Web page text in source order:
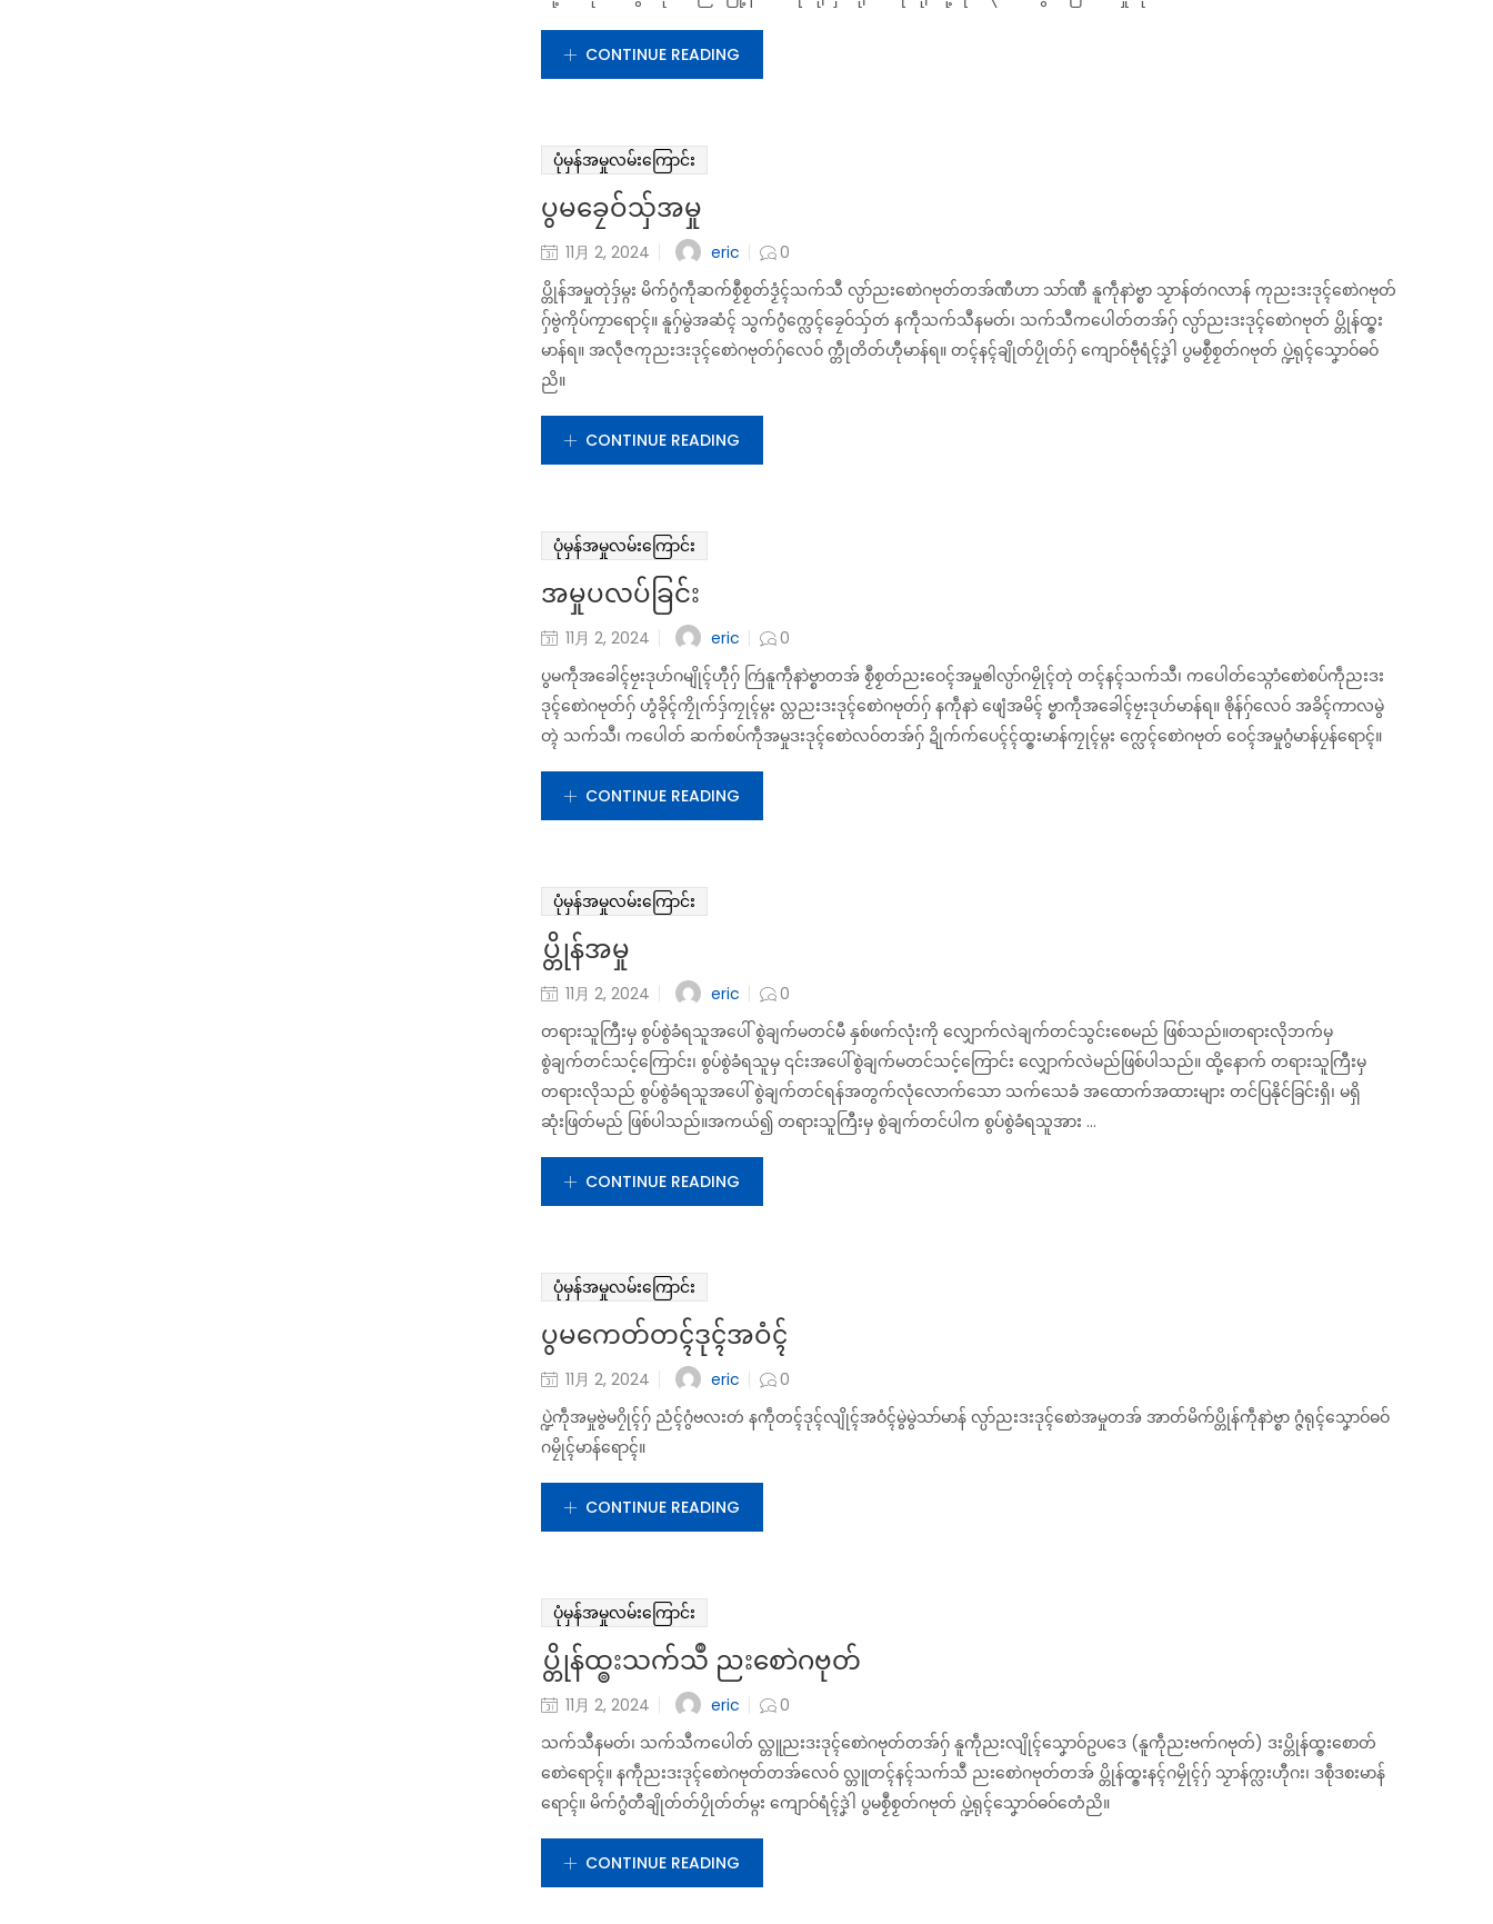
CONTINUE READING
ပုံမှန်အမှုလမ်းကြောင်း
ပွမခၠေဝ်သှ်အမှု
11月 2, 2024 eric
0
ပ္တိုန်အမှုတုဲဒှ်မ္ဂး မိက်ဂွံကဵုဆက်စၟဳစၟတ်ဒၟံၚ်သက်သဳ လ္ပာ်ညးစောဲဂဗုတ်တအ်ဏီဟာ သာ်ဏီ နူကဵုနာဲဗ္စာ သၟာန်တဴဂလာန် ကုညးဒးဒုၚ်စောဲဂဗုတ်
ဂှ်ဗွဲကိုပ်ကၠာရောၚ်။ နူဂှ်မွဲအဆံၚ် သွက်ဂွံက္လေၚ်ခၠေဝ်သှ်တဴ နကဵုသက်သဳနမတ်၊ သက်သဳကပေါတ်တအ်ဂှ် လ္ပာ်ညးဒးဒုၚ်စောဲဂဗုတ် ပ္တိုန်ထ္ၜး
မာန်ရ။ အလဵုဇကုညးဒးဒုၚ်စောဲဂဗုတ်ဂှ်လေဝ် က္တဵုတိတ်ဟီုမာန်ရ။ တၚ်နၚ်ချိုတ်ပၠိုတ်ဂှ် ကျောဝ်ဗဵုရံၚ်ဒၞဲါ ပွမစၟဳစၟတ်ဂဗုတ် ပ္ဍဲရုၚ်သၞောဝ်ဓဝ်
ညိ။
CONTINUE READING
ပုံမှန်အမှုလမ်းကြောင်း
အမှုပလပ်ခြင်း
11月 2, 2024 eric
0
ပွမကဵုအခေါၚ်ဗၠးဒုဟ်ဂမျိုၚ်ဟီုဂှ် ကြဴနူကဵုနာဲဗ္စာတအ် စၟဳစၟတ်ညးဝေၚ်အမှုၜါလ္ပာ်ဂမၠိုၚ်တုဲ တၚ်နၚ်သက်သဳ၊ ကပေါတ်သ္ဂောံစောဲစပ်ကဵုညးဒး
ဒုၚ်စောဲဂဗုတ်ဂှ် ဟွံခိုၚ်ကၠိုက်ဒှ်ကၠုၚ်မ္ဂး လ္တညးဒးဒုၚ်စောဲဂဗုတ်ဂှ် နကဵုနာဲ ဖျေံအမိၚ် ဗ္စာကဵုအခေါၚ်ဗၠးဒုဟ်မာန်ရ။ ၜိုန်ဂှ်လေဝ် အခိၚ်ကာလမွဲ
တ္ၚဲ သက်သဳ၊ ကပေါတ် ဆက်စပ်ကဵုအမှုဒးဒုၚ်စောဲလဝ်တအ်ဂှ် ဍိုက်က်ပေၚ်ၚ်ထ္ၜးမာန်ကၠုၚ်မ္ဂး က္လေၚ်စောဲဂဗုတ် ဝေၚ်အမှုဂွံမာန်ပၠန်ရောၚ်။
CONTINUE READING
ပုံမှန်အမှုလမ်းကြောင်း
ပ္တိုန်အမှု
11月 2, 2024 eric
0
တရားသူကြီးမှ စွပ်စွဲခံရသူအပေါ် စွဲချက်မတင်မီ နှစ်ဖက်လုံးကို လျှောက်လဲချက်တင်သွင်းစေမည် ဖြစ်သည်။တရားလိုဘက်မှ
စွဲချက်တင်သင့်ကြောင်း၊ စွပ်စွဲခံရသူမှ ၎င်းအပေါ်စွဲချက်မတင်သင့်ကြောင်း လျှောက်လဲမည်ဖြစ်ပါသည်။ ထို့နောက် တရားသူကြီးမှ
တရားလိုသည် စွပ်စွဲခံရသူအပေါ် စွဲချက်တင်ရန်အတွက်လုံလောက်သော သက်သေခံ အထောက်အထားများ တင်ပြနိုင်ခြင်းရှိ၊ မရှိ
ဆုံးဖြတ်မည် ဖြစ်ပါသည်။အကယ်၍ တရားသူကြီးမှ စွဲချက်တင်ပါက စွပ်စွဲခံရသူအား ...
CONTINUE READING
ပုံမှန်အမှုလမ်းကြောင်း
ပွမကေတ်တၚ်ဒုၚ်အဝံၚ်
11月 2, 2024 eric
0
ပ္ဍဲကဵုအမှုဗွဲမဂၠိုၚ်ဂှ် ညံၚ်ဂွံဗလးတဴ နကဵုတၚ်ဒုၚ်လျိုၚ်အဝံၚ်မွဲမွဲသာ်မာန် လ္ပာ်ညးဒးဒုၚ်စောဲအမှုတအ် အာတ်မိက်ပ္တိုန်ကဵုနာဲဗ္စာ ဂ္ဇံရုၚ်သၞောဝ်ဓဝ်
ဂမၠိုၚ်မာန်ရောၚ်။
CONTINUE READING
ပုံမှန်အမှုလမ်းကြောင်း
ပ္တိုန်ထ္ၜးသက်သဳ ညးစောဲဂဗုတ်
11月 2, 2024 eric
0
သက်သဳနမတ်၊ သက်သဳကပေါတ် လ္တူညးဒးဒုၚ်စောဲဂဗုတ်တအ်ဂှ် နူကဵုညးလျိုၚ်သၞောဝ်ဥပဒေ (နူကဵုညးဗက်ဂဗုတ်) ဒးပ္တိုန်ထ္ၜးစောတ်
စောဲရောၚ်။ နကဵုညးဒးဒုၚ်စောဲဂဗုတ်တအ်လေဝ် လ္တူတၚ်နၚ်သက်သဳ ညးစောဲဂဗုတ်တအ် ပ္တိုန်ထ္ၜးနၚ်ဂမၠိုၚ်ဂှ် သၟာန်က္လးဟီုဂး၊ ဒစဵုဒစးမာန်
ရောၚ်။ မိက်ဂွံတီချိုတ်တ်ပၠိုတ်တ်မ္ဂး ကျောဝ်ရံၚ်ဒၞဲါ ပွမစၟဳစၟတ်ဂဗုတ် ပ္ဍဲရုၚ်သၞောဝ်ဓဝ်တေံညိ။
CONTINUE READING